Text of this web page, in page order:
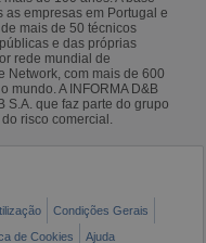
as empresas em Portugal e
mais de 50 técnicos
e das próprias
rede mundial de
Network, com mais de 600
mundo. A INFORMA D&B
S.A. que faz parte do grupo
risco comercial.
Condições Gerais
de Cookies Ajuda